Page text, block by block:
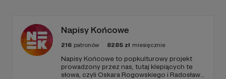
podaną w przystępny i angażujący sposób.
Napisy Końcowe
216 patronów 8285 zł miesięcznie
Napisy Końcowe to popkulturowy projekt
prowadzony przez nas, tutaj klepiących te
słowa, czyli Oskara Rogowskiego i Radosława